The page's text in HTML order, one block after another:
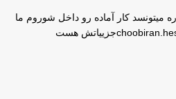
میتونسد کار آماده رو داخل شوروم ما